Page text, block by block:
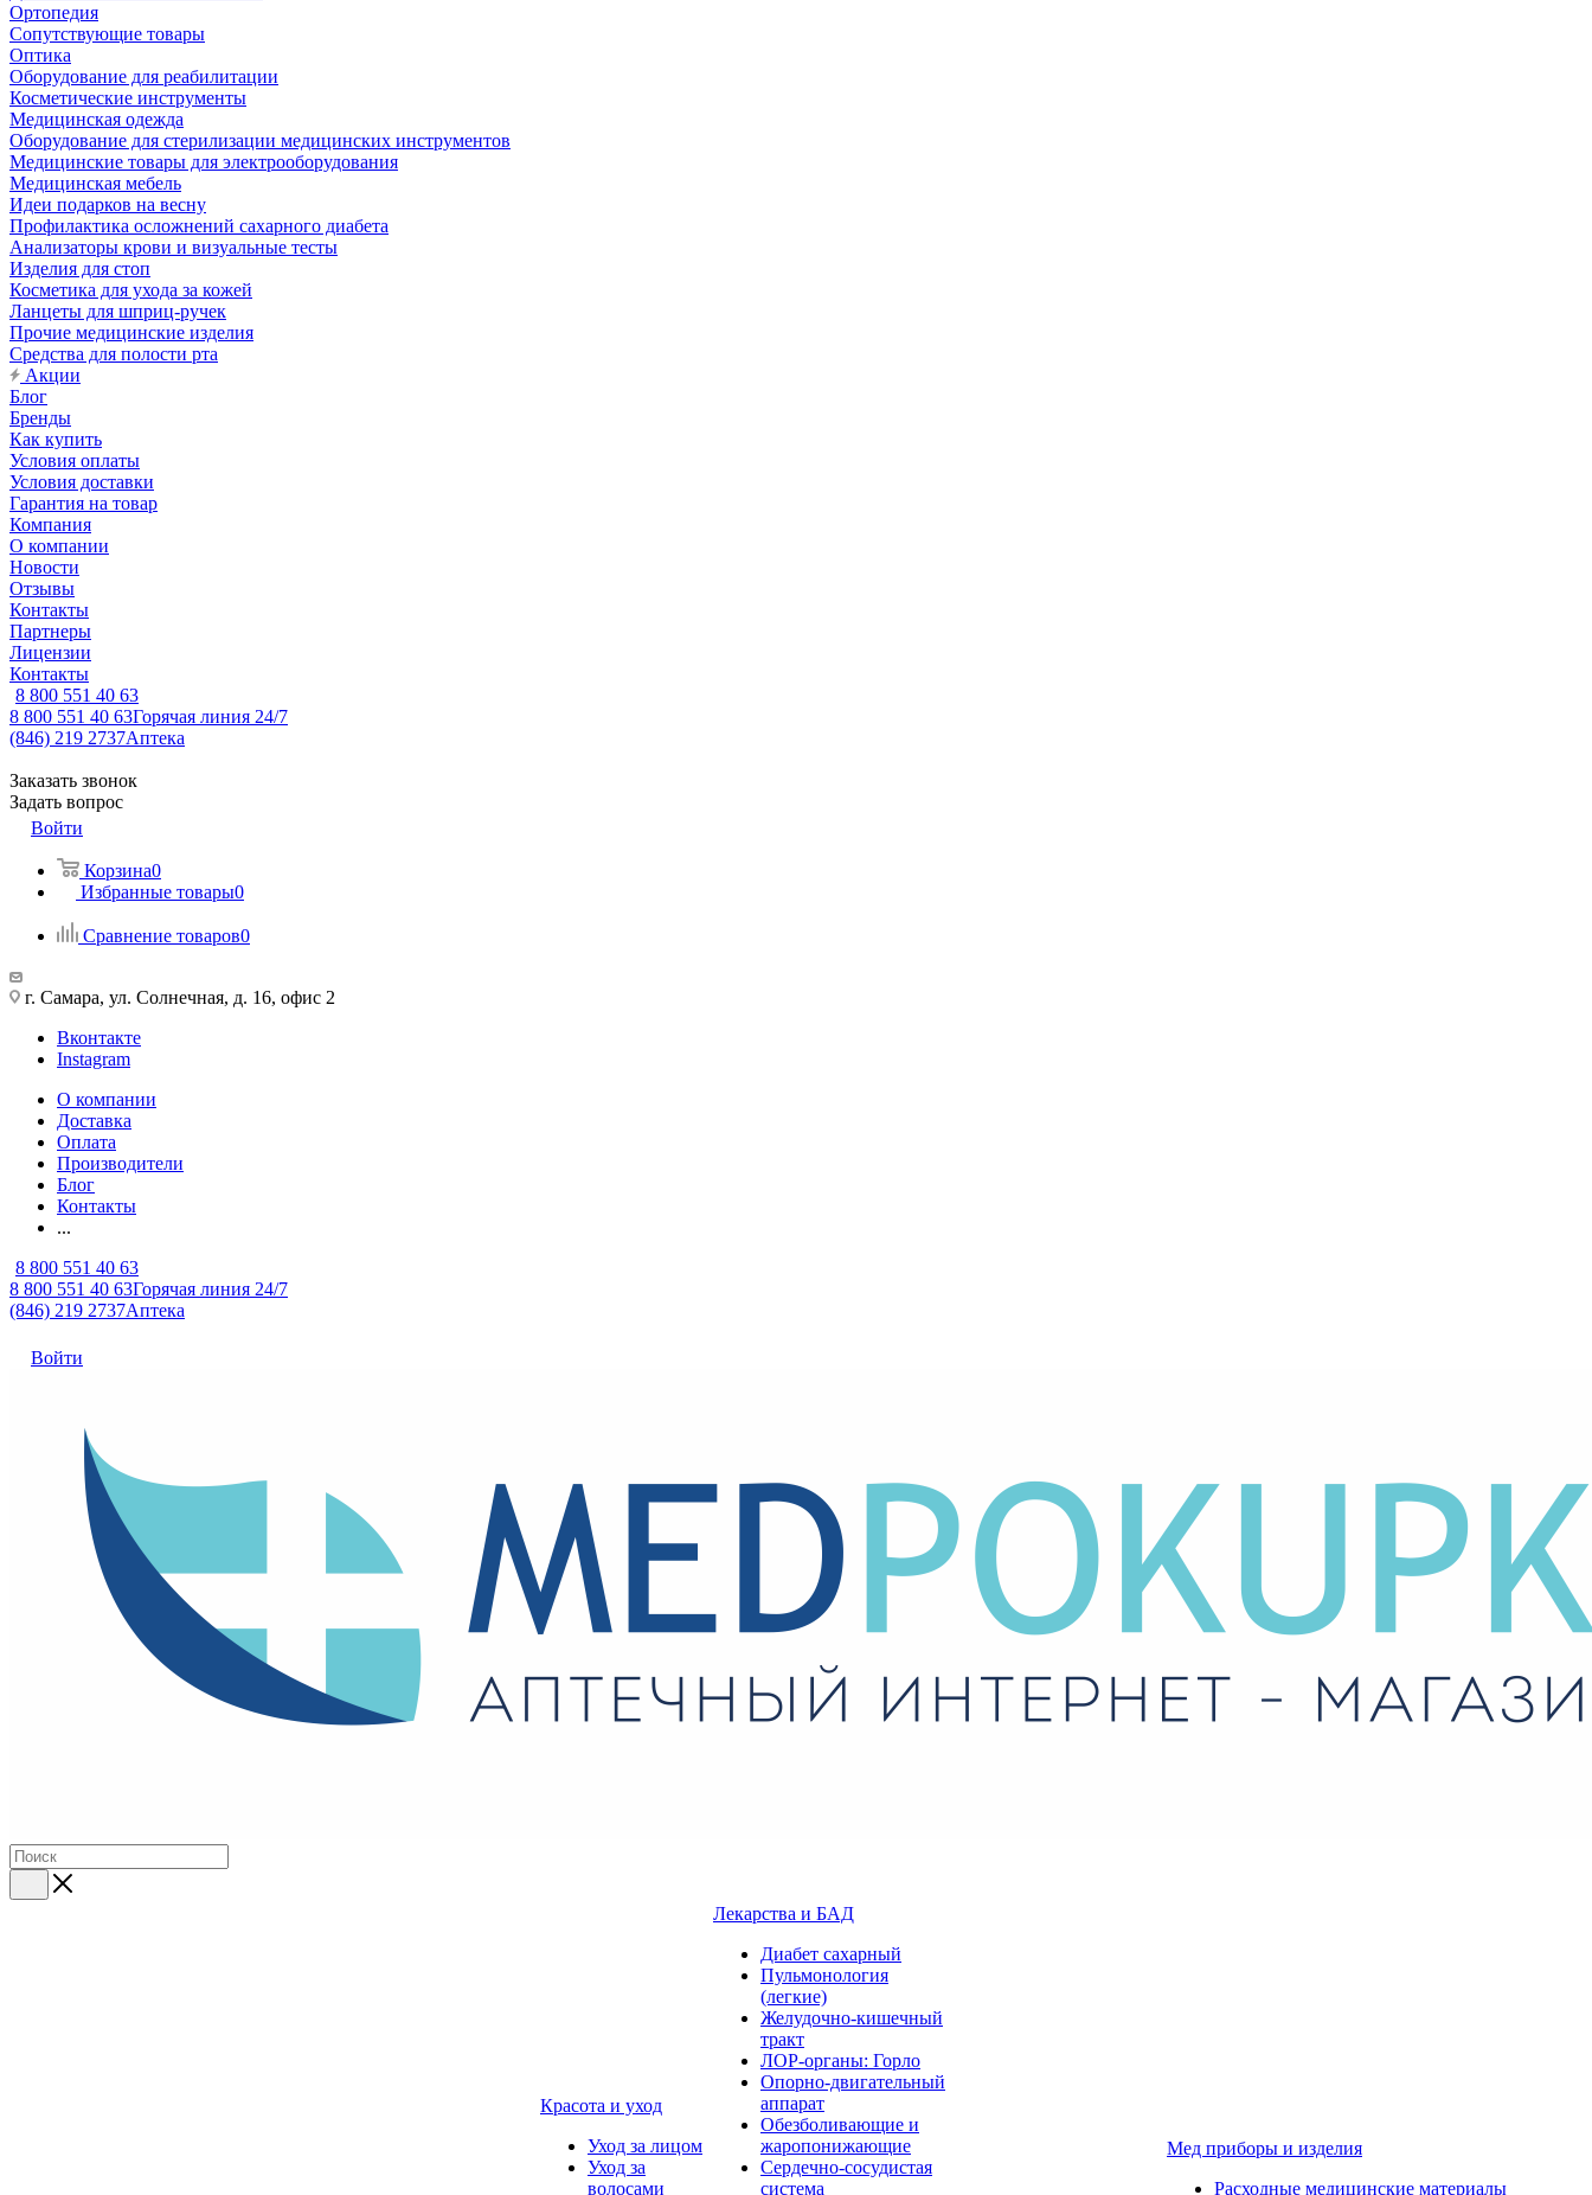
Ортопедия
Сопутствующие товары
Оптика
Оборудование для реабилитации
Косметические инструменты
Медицинская одежда
Оборудование для стерилизации медицинских инструментов
Медицинские товары для электрооборудования
Медицинская мебель
Идеи подарков на весну
Профилактика осложнений сахарного диабета
Анализаторы крови и визуальные тесты
Изделия для стоп
Косметика для ухода за кожей
Ланцеты для шприц-ручек
Прочие медицинские изделия
Средства для полости рта
Акции
Блог
Бренды
Как купить
Условия оплаты
Условия доставки
Гарантия на товар
Компания
О компании
Новости
Отзывы
Контакты
Партнеры
Лицензии
Контакты
8 800 551 40 63
8 800 551 40 63Горячая линия 24/7
(846) 219 2737Аптека
Заказать звонок
Задать вопрос
Войти
Корзина0
Избранные товары0
Сравнение товаров0
г. Самара, ул. Солнечная, д. 16, офис 2
Вконтакте
Instagram
О компании
Доставка
Оплата
Производители
Блог
Контакты
...
8 800 551 40 63
8 800 551 40 63Горячая линия 24/7
(846) 219 2737Аптека
Войти
Красота и уход
Уход за лицом
Уход за
волосами
Лекарства и БАД
Диабет сахарный
Пульмонология
(легкие)
Желудочно-кишечный
тракт
ЛОР-органы: Горло
Опорно-двигательный
аппарат
Обезболивающие и
жаропонижающие
Сердечно-сосудистая
система
Мед приборы и изделия
Расходные медицинские материалы